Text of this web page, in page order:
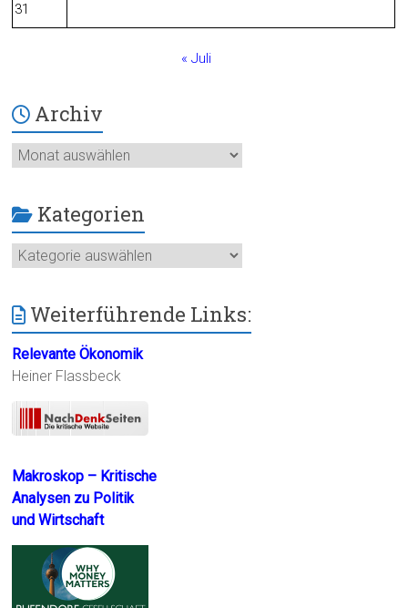
31
« Juli
Archiv
Archiv
Kategorien
Kategorien
Weiterführende Links:
Relevante Ökonomik
Heiner Flassbeck
Makroskop – Kritische
Analysen zu Politik
und Wirtschaft